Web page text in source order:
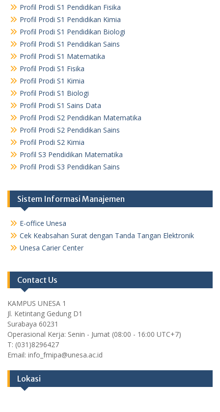
Profil Prodi S1 Pendidikan Fisika
Profil Prodi S1 Pendidikan Kimia
Profil Prodi S1 Pendidikan Biologi
Profil Prodi S1 Pendidikan Sains
Profil Prodi S1 Matematika
Profil Prodi S1 Fisika
Profil Prodi S1 Kimia
Profil Prodi S1 Biologi
Profil Prodi S1 Sains Data
Profil Prodi S2 Pendidikan Matematika
Profil Prodi S2 Pendidikan Sains
Profil Prodi S2 Kimia
Profil S3 Pendidikan Matematika
Profil Prodi S3 Pendidikan Sains
Sistem Informasi Manajemen
E-office Unesa
Cek Keabsahan Surat dengan Tanda Tangan Elektronik
Unesa Carier Center
Contact Us
KAMPUS UNESA 1
Jl. Ketintang Gedung D1
Surabaya 60231
Operasional Kerja: Senin - Jumat (08:00 - 16:00 UTC+7)
T: (031)8296427
Email: info_fmipa@unesa.ac.id
Lokasi